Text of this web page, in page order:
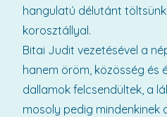
hangulatú délutánt
korosztállyal.
Bitai Judit vezetésével a
hanem öröm, közösség és
dallamok felcsendültek, a
mosoly pedig mindenkinek